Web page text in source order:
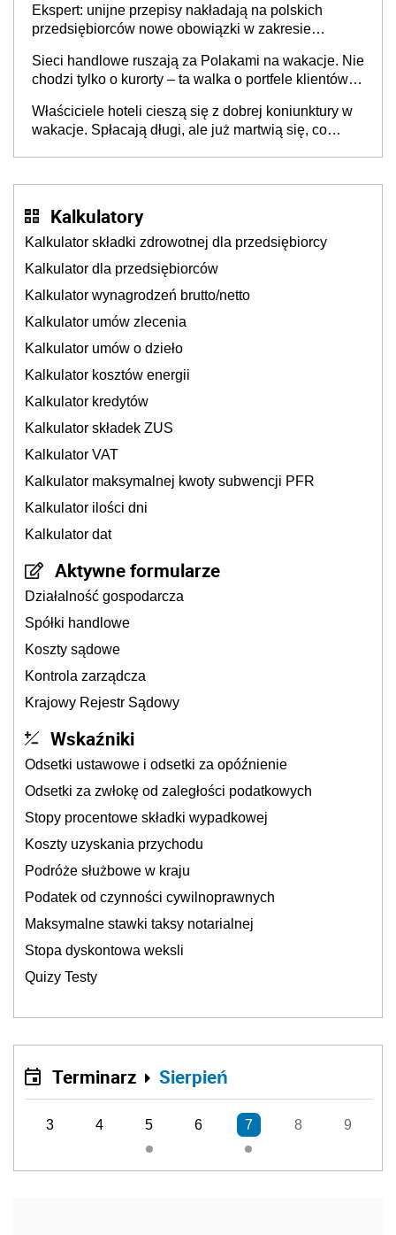
Ekspert: unijne przepisy nakładają na polskich
przedsiębiorców nowe obowiązki w zakresie
Sieci handlowe ruszają za Polakami na wakacje. Nie
chodzi tylko o kurorty – ta walka o portfele klientów
cichu
Właściciele hoteli cieszą się z dobrej koniunktury w
wakacje. Spłacają długi, ale już martwią się, co
Kalkulatory
Kalkulator składki zdrowotnej dla przedsiębiorcy
Kalkulator dla przedsiębiorców
Kalkulator wynagrodzeń brutto/netto
Kalkulator umów zlecenia
Kalkulator umów o dzieło
Kalkulator kosztów energii
Kalkulator kredytów
Kalkulator składek ZUS
Kalkulator VAT
Kalkulator maksymalnej kwoty subwencji PFR
Kalkulator ilości dni
Kalkulator dat
Aktywne formularze
Działalność gospodarcza
Spółki handlowe
Koszty sądowe
Kontrola zarządcza
Krajowy Rejestr Sądowy
Wskaźniki
Odsetki ustawowe i odsetki za opóźnienie
Odsetki za zwłokę od zaległości podatkowych
Stopy procentowe składki wypadkowej
Koszty uzyskania przychodu
Podróże służbowe w kraju
Podatek od czynności cywilnoprawnych
Maksymalne stawki taksy notarialnej
Stopa dyskontowa weksli
Quizy Testy
Terminarz Sierpień
3 4 5 6 7 8 9